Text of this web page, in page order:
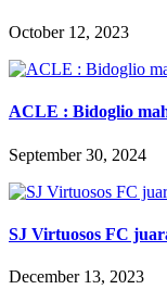
October 12, 2023
ACLE : Bidoglio
September 30, 2024
SJ Virtuosos FC
December 13, 2023